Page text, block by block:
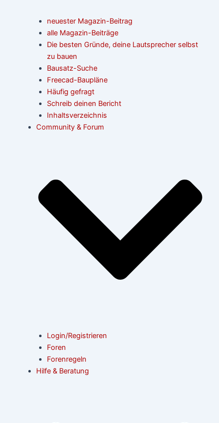
neuester Magazin-Beitrag
alle Magazin-Beiträge
Die besten Gründe, deine Lautsprecher selbst
zu bauen
Bausatz-Suche
Freecad-Baupläne
Häufig gefragt
Schreib deinen Bericht
Inhaltsverzeichnis
Community & Forum
Login/Registrieren
Foren
Forenregeln
Hilfe & Beratung